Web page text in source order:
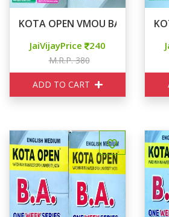
KOTA OPEN VMOU BA OBE
JaiVijayPrice 240
M.R.P. 380
ADD TO CART